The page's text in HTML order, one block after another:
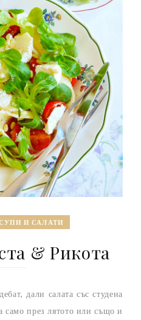
И САЛАТИ
& Рикота
дали салата със студена
само през лятото или също и